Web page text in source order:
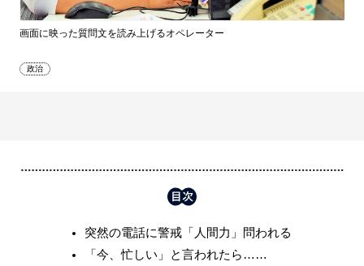
画面に映った質問文を読み上げるオペレーター
政治
突然の電話に警戒「人間力」問われる
「今、忙しい」と言われたら……